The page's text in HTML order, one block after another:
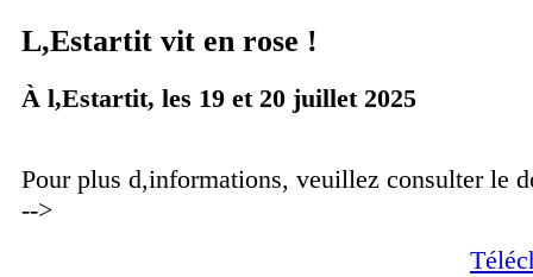
L,Estartit vit en rose !
À l,Estartit, les 19 et 20 juillet 2025
Pour plus d,informations, veuillez consulter le
-->